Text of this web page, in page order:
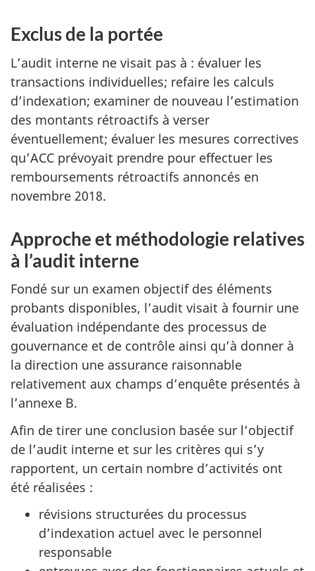
Exclus de la portée
L’audit interne ne visait pas à : évaluer les
transactions individuelles; refaire les calculs
d’indexation; examiner de nouveau l’estimation
des montants rétroactifs à verser
éventuellement; évaluer les mesures correctives
qu’ACC prévoyait prendre pour effectuer les
remboursements rétroactifs annoncés en
novembre 2018.
Approche et méthodologie relatives
à l’audit interne
Fondé sur un examen objectif des éléments
probants disponibles, l’audit visait à fournir une
évaluation indépendante des processus de
gouvernance et de contrôle ainsi qu’à donner à
la direction une assurance raisonnable
relativement aux champs d’enquête présentés à
l’annexe B.
Afin de tirer une conclusion basée sur l’objectif
de l’audit interne et sur les critères qui s’y
rapportent, un certain nombre d’activités ont
été réalisées :
révisions structurées du processus
d’indexation actuel avec le personnel
responsable